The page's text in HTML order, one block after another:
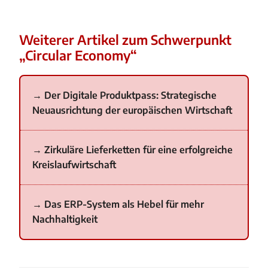
Weiterer Artikel zum Schwerpunkt
„Circular Economy“
Der Digitale Produktpass: Strategische
Neuausrichtung der europäischen Wirtschaft
Zirkuläre Lieferketten für eine erfolgreiche
Kreislaufwirtschaft
Das ERP-System als Hebel für mehr
Nachhaltigkeit